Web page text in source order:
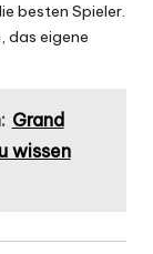
besten Spieler.
das eigene
Grand
wissen